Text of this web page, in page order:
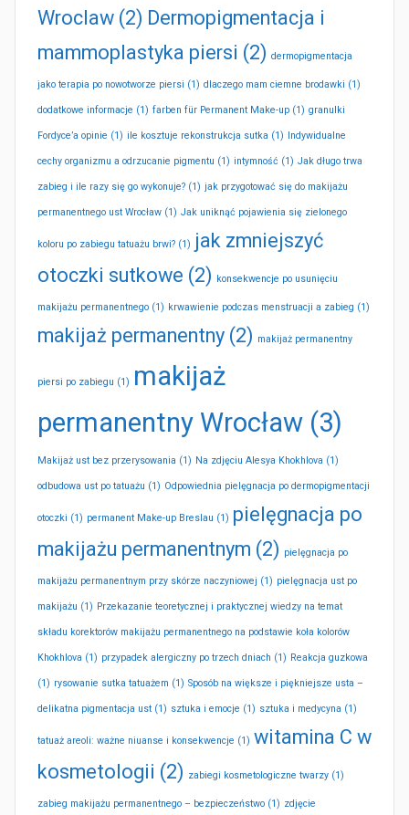
Wroclaw (2) Dermopigmentacja i
mammoplastyka piersi (2) dermopigmentacja
jako terapia po nowotworze piersi (1) dlaczego mam ciemne brodawki (1)
dodatkowe informacje (1) farben für Permanent Make-up (1) granulki
Fordyce’a opinie (1) ile kosztuje rekonstrukcja sutka (1) Indywidualne
cechy organizmu a odrzucanie pigmentu (1) intymność (1) Jak długo trwa
zabieg i ile razy się go wykonuje? (1) jak przygotować się do makijażu
permanentnego ust Wrocław (1) Jak uniknąć pojawienia się zielonego
koloru po zabiegu tatuażu brwi? (1) jak zmniejszyć
otoczki sutkowe (2) konsekwencje po usunięciu
makijażu permanentnego (1) krwawienie podczas menstruacji a zabieg (1)
makijaż permanentny (2) makijaż permanentny
piersi po zabiegu (1) makijaż
permanentny Wrocław (3)
Makijaż ust bez przerysowania (1) Na zdjęciu Alesya Khokhlova (1)
odbudowa ust po tatuażu (1) Odpowiednia pielęgnacja po dermopigmentacji
otoczki (1) permanent Make-up Breslau (1) pielęgnacja po
makijażu permanentnym (2) pielęgnacja po
makijażu permanentnym przy skórze naczyniowej (1) pielęgnacja ust po
makijażu (1) Przekazanie teoretycznej i praktycznej wiedzy na temat
składu korektorów makijażu permanentnego na podstawie koła kolorów
Khokhlova (1) przypadek alergiczny po trzech dniach (1) Reakcja guzkowa
(1) rysowanie sutka tatuażem (1) Sposób na większe i piękniejsze usta –
delikatna pigmentacja ust (1) sztuka i emocje (1) sztuka i medycyna (1)
tatuaż areoli: ważne niuanse i konsekwencje (1) witamina C w
kosmetologii (2) zabiegi kosmetologiczne twarzy (1)
zabieg makijażu permanentnego – bezpieczeństwo (1) zdjęcie